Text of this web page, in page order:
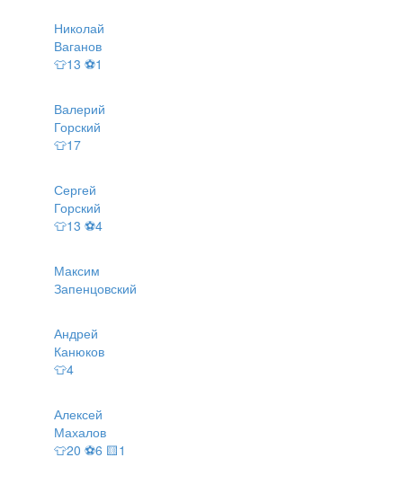
Николай
Ваганов
👕13 ⚽1
Валерий
Горский
👕17
Сергей
Горский
👕13 ⚽4
Максим
Запенцовский
Андрей
Канюков
👕4
Алексей
Махалов
👕20 ⚽6 🟨1